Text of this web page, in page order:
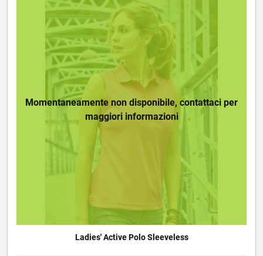
Momentaneamente non disponibile, contattaci per
maggiori informazioni
Ladies' Active Polo Sleeveless